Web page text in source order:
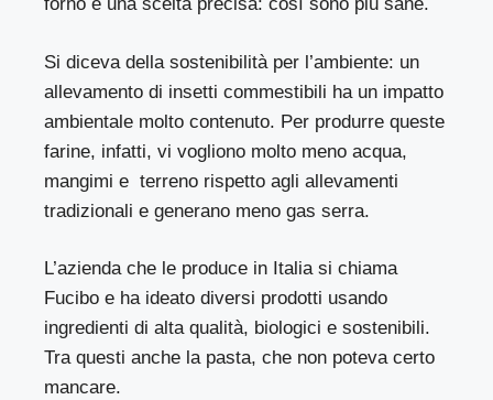
Si diceva della sostenibilità per l’ambiente: un
allevamento di insetti commestibili ha un impatto
ambientale molto contenuto. Per produrre queste
farine, infatti, vi vogliono molto meno acqua,
mangimi e terreno rispetto agli allevamenti
tradizionali e generano meno gas serra.
L’azienda che le produce in Italia si chiama
Fucibo e ha ideato diversi prodotti usando
ingredienti di alta qualità, biologici e sostenibili.
Tra questi anche la pasta, che non poteva certo
mancare.